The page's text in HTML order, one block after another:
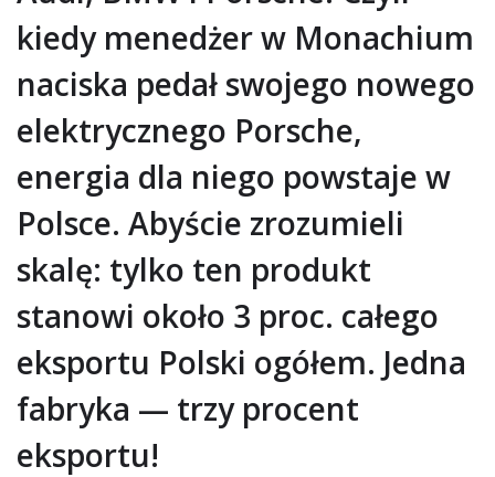
kiedy menedżer w Monachium
naciska pedał swojego nowego
elektrycznego Porsche,
energia dla niego powstaje w
Polsce. Abyście zrozumieli
skalę: tylko ten produkt
stanowi około 3 proc. całego
eksportu Polski ogółem. Jedna
fabryka — trzy procent
eksportu!